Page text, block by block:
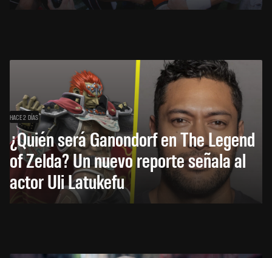
HACE 2 DÍAS
¿Quién será Ganondorf en The Legend
of Zelda? Un nuevo reporte señala al
actor Uli Latukefu